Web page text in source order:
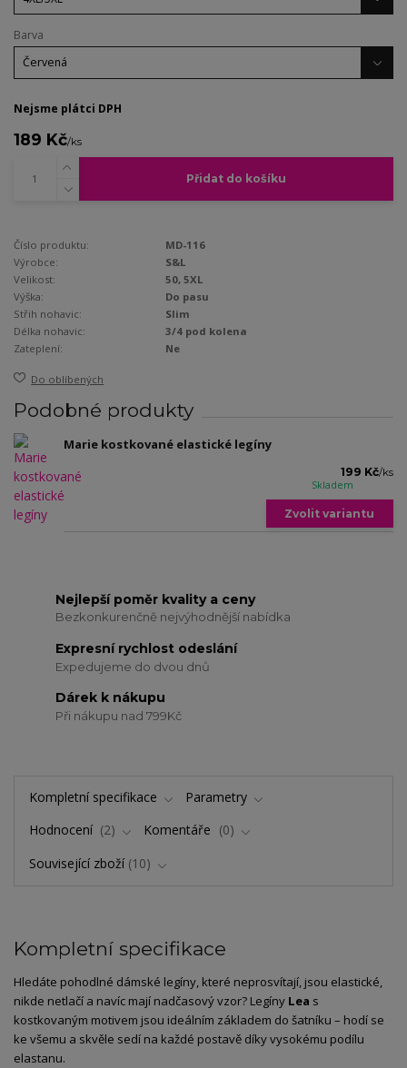
Barva
Nejsme plátci DPH
189 Kč/ks
Přidat do košíku
Číslo produktu:
MD-116
Výrobce:
S&L
Velikost:
50, 5XL
Výška:
Do pasu
Střih nohavic:
Slim
Délka nohavic:
3/4 pod kolena
Zateplení:
Ne
Do oblíbených
Podobné produkty
Marie kostkované elastické legíny
199 Kč/ks
Skladem
Zvolit variantu
Nejlepší poměr kvality a ceny
Bezkonkurenčně nejvýhodnější nabídka
Expresní rychlost odeslání
Expedujeme do dvou dnů
Dárek k nákupu
Při nákupu nad 799Kč
Kompletní specifikace
Parametry
Hodnocení
2 Komentáře
0
Související zboží 10
Kompletní specifikace
Hledáte pohodlné dámské legíny, které neprosvítají, jsou elastické,
nikde netlačí a navíc mají nadčasový vzor? Legíny Lea s
kostkovaným motivem jsou ideálním základem do šatníku – hodí se
ke všemu a skvěle sedí na každé postavě díky vysokému podílu
elastanu.